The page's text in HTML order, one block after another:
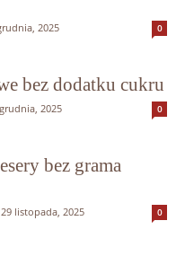
2025 0
bez dodatku cukru
2025 0
bez grama
29 listopada, 2025 0